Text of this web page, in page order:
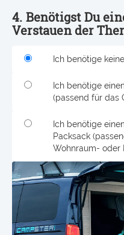
4. Benötigst Du
Verstauen der
Ich benötige
Ich benötige
(passend für das
Ich benötige
Packsack
Wohnraum- oder